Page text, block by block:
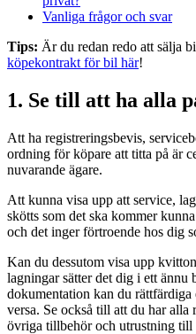
Vanliga frågor och svar
Tips: Är du redan redo att sälja
köpekontrakt för bil här!
1. Se till att ha alla
Att ha registreringsbevis,
ordning för köpare att titta på är
nuvarande ägare.
Att kunna visa upp att service,
skötts som det ska kommer
och det inger förtroende hos dig
Kan du dessutom visa upp
lagningar sätter det dig i ett ännu
dokumentation kan du
versa. Se också till att du har alla
övriga tillbehör och utrustning till